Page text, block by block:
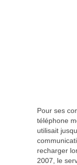
Pour ses
téléphone
utilisait
recharger
2007, le